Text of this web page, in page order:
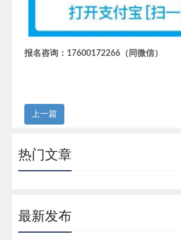
报名咨询：17600172266（同微信）
上一篇
热门文章
最新发布